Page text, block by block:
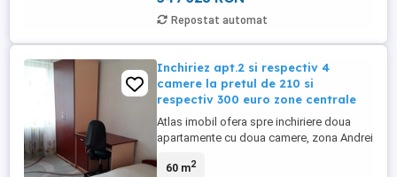
Repostat automat
Inchiriez apt.2 si respectiv 4
camere la pretul de 210 si
respectiv 300 euro zone centrale
Atlas imobil ofera spre inchiriere doua
apartamente cu doua camere, zona Andrei
Indpendentei. Ambele apartamente sunt
60 m2